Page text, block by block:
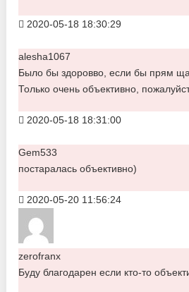
2020-05-18 18:30:29
alesha1067
Было бы здоровво, если бы прям
Только очень объективно,
2020-05-18 18:31:00
Gem533
постаралась объективно)
2020-05-20 11:56:24
zerofranx
Буду благодарен если кто-то